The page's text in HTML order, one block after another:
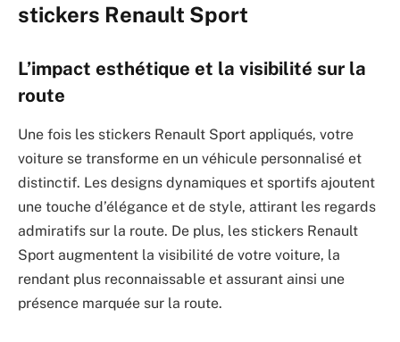
stickers Renault Sport
L’impact esthétique et la visibilité sur la
route
Une fois les stickers Renault Sport appliqués, votre
voiture se transforme en un véhicule personnalisé et
distinctif. Les designs dynamiques et sportifs ajoutent
une touche d’élégance et de style, attirant les regards
admiratifs sur la route. De plus, les stickers Renault
Sport augmentent la visibilité de votre voiture, la
rendant plus reconnaissable et assurant ainsi une
présence marquée sur la route.